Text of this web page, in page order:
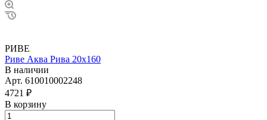
РИВЕ
Риве Аква Рива 20х160
В наличии
Арт. 610010002248
4721 ₽
В корзину